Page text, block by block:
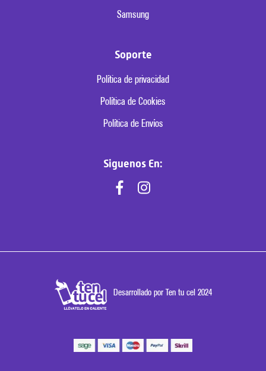
Samsung
Soporte
Política de privacidad
Política de Cookies
Política de Envíos
Siguenos En:
Desarrollado por Ten tu cel 2024